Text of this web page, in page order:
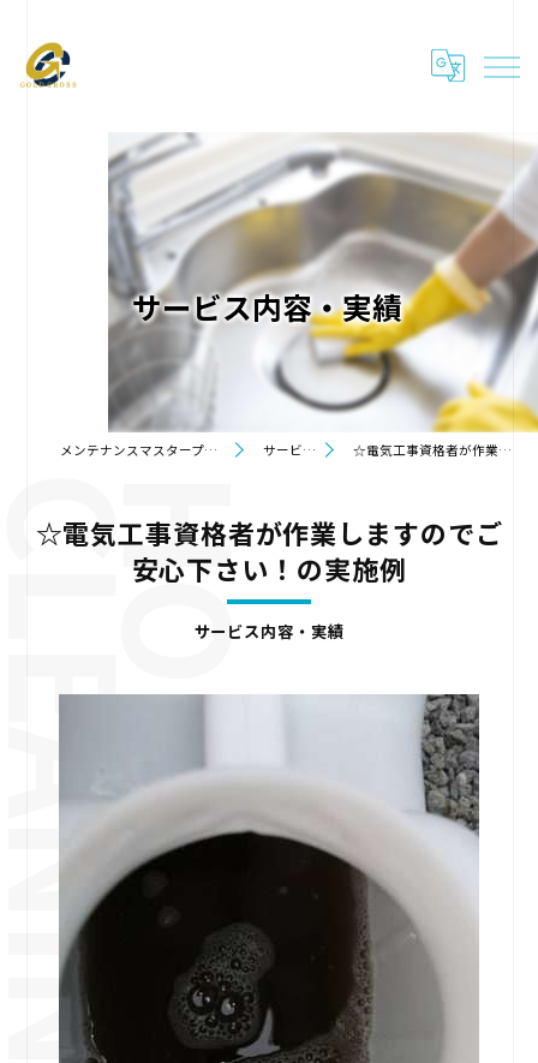
サービス内容・実績
メンテナンスマスタープランをご提供 ゴールドクロス株式会社 サービス内容・実績 ☆電気工事資格者が作業しますのでご安心下さい！の実施例
サービス内容・実績
☆電気工事資格者が作業しますのでご
安心下さい！の実施例